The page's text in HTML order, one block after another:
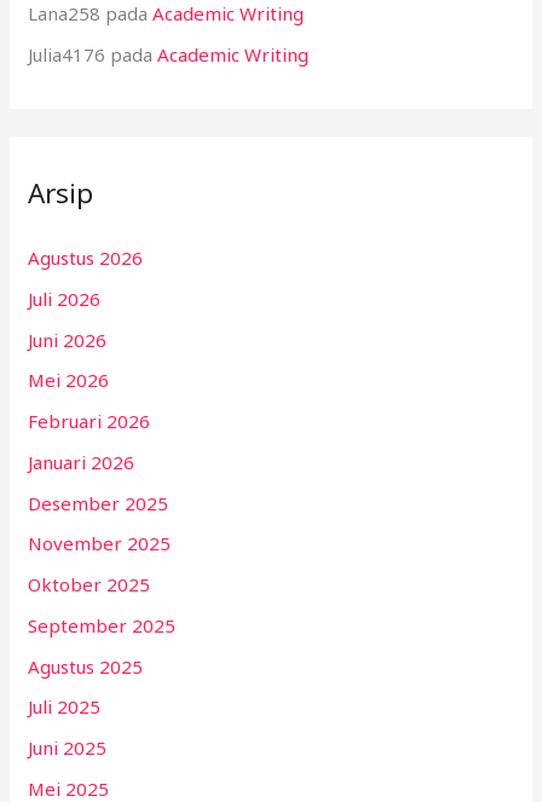
Lana258 padaAcademic Writing
Julia4176 padaAcademic Writing
Arsip
Agustus 2026
Juli 2026
Juni 2026
Mei 2026
Februari 2026
Januari 2026
Desember 2025
November 2025
Oktober 2025
September 2025
Agustus 2025
Juli 2025
Juni 2025
Mei 2025